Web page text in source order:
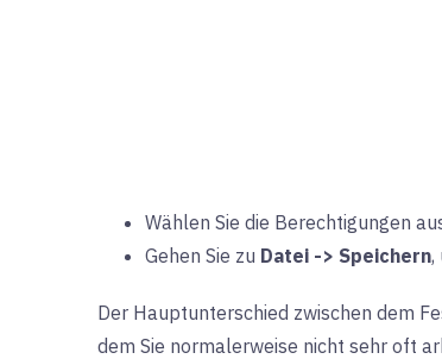
Wählen Sie die Berechtigungen
Gehen Sie zu Datei -> Speichern,
Der Hauptunterschied zwischen dem
dem Sie normalerweise nicht sehr oft